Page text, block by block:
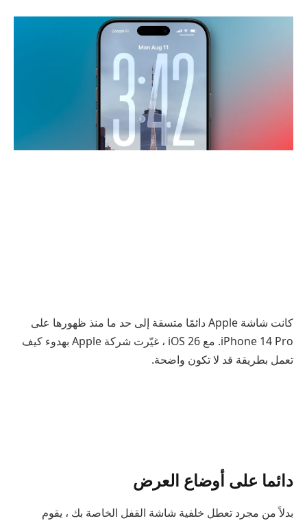
كانت شاشة Apple دائمًا متسقة إلى حد ما منذ ظهورها على
iPhone 14 Pro. مع iOS 26 ، غيّرت شركة Apple بهدوء كيف
تعمل بطريقة قد لا تكون واضحة.
دائما على أوضاع العرض
بدلاً من مجرد تعطل خلفية شاشة القفل الخاصة بك ، يقوم